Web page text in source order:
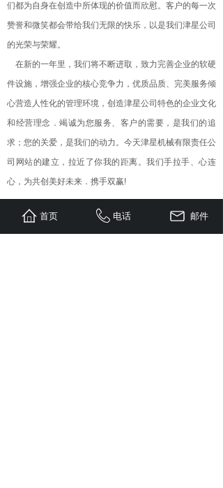
们都为自身在创造中所体现的价值而欣慰。客户的每一次
赞誉和微笑都会带给我们无限的快乐，以是我们津星公司
的光荣与荣耀。
在新的一年里，我们将不断进取，致力完善企业的软硬
件设施，增强企业的核心竞争力，优质品质、完美服务倾
心营造人性化的管理环境，创造津星公司特色的企业文化
和经营理念．竭诚为您服务、客户的需要，是我们的追
求；您的关爱，是我们的动力。今天津星机械有限责任公
司网站的建立，拉近了你我的距离。我们手拉手、心连
心，为共创美好未来．携手双赢!
首页 电话 邮件